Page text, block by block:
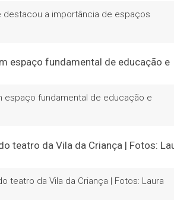
destacou a importância de espaços
espaço fundamental de educação e
teatro da Vila da Criança | Fotos: Laura